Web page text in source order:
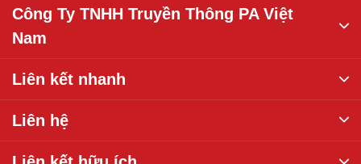
Công Ty TNHH Truyền Thông PA Việt
Nam
Liên kết nhanh
Liên hệ